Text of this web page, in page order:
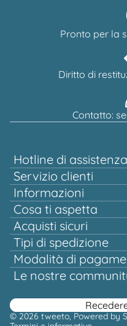
Pronto per la
Diritto di
Contatto:
Hotline di assistenza
Assistenza e consulenza
+49 151 58707657
Lun-Mar e Gio-Ven, dalle
Oppure tramite il nostro
Servizio clienti
Informazioni
Cosa ti aspetta
Acquisti veloci
Qualità che vale la pena
Spedizione gratuita già a
Acquisti sicuri
Pluripremiato e certificato!
Tipi di spedizione
Modalità di
Le nostre
© 2026 tweeto, Powered by